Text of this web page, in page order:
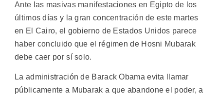
Ante las masivas manifestaciones en Egipto de los
últimos días y la gran concentración de este martes
en El Cairo, el gobierno de Estados Unidos parece
haber concluido que el régimen de Hosni Mubarak
debe caer por sí solo.
La administración de Barack Obama evita llamar
públicamente a Mubarak a que abandone el poder, a